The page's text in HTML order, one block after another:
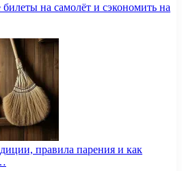
на самолёт и сэкономить на
правила парения и как